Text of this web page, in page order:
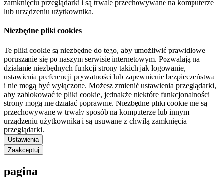
zamknięciu przeglądarki i są trwale przechowywane na komputerze
lub urządzeniu użytkownika.
Niezbędne pliki cookies
Te pliki cookie są niezbędne do tego, aby umożliwić prawidłowe
poruszanie się po naszym serwisie internetowym. Pozwalają na
działanie niezbędnych funkcji strony takich jak logowanie,
ustawienia preferencji prywatności lub zapewnienie bezpieczeństwa
i nie mogą być wyłączone. Możesz zmienić ustawienia przeglądarki,
aby zablokować te pliki cookie, jednakże niektóre funkcjonalności
strony mogą nie działać poprawnie. Niezbędne pliki cookie nie są
przechowywane w trwały sposób na komputerze lub innym
urządzeniu użytkownika i są usuwane z chwilą zamknięcia
przeglądarki.
Ustawienia
Zaakceptuj
pagina